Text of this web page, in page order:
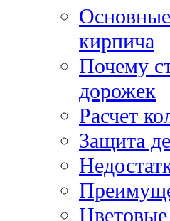
кирпича
Почему
дорожек
Расчет
Защита